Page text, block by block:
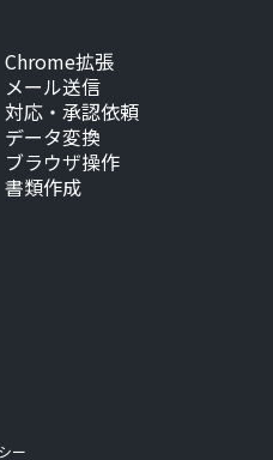
Chrome拡張
メール送信
対応・承認依頼
データ変換
ブラウザ操作
書類作成
ー